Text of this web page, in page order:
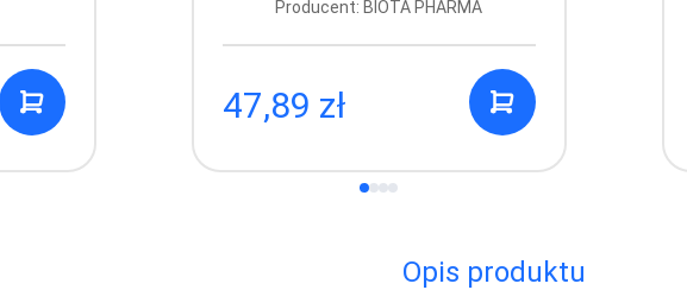
Producent: BIOTA PHARMA
47,89 zł
Opis produktu